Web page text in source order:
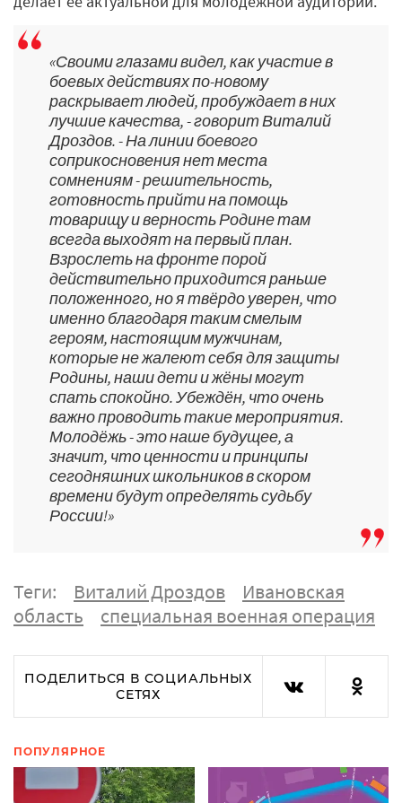
«Своими глазами видел, как участие в
боевых действиях по-новому
раскрывает людей, пробуждает в них
лучшие качества, - говорит Виталий
Дроздов. - На линии боевого
соприкосновения нет места
сомнениям - решительность,
готовность прийти на помощь
товарищу и верность Родине там
всегда выходят на первый план.
Взрослеть на фронте порой
действительно приходится раньше
положенного, но я твёрдо уверен, что
именно благодаря таким смелым
героям, настоящим мужчинам,
которые не жалеют себя для защиты
Родины, наши дети и жёны могут
спать спокойно. Убеждён, что очень
важно проводить такие мероприятия.
Молодёжь - это наше будущее, а
значит, что ценности и принципы
сегодняшних школьников в скором
времени будут определять судьбу
России!»
Теги: Виталий Дроздов
Ивановская
область
специальная военная операция
ПОДЕЛИТЬСЯ В СОЦИАЛЬНЫХ
СЕТЯХ
ПОПУЛЯРНОЕ